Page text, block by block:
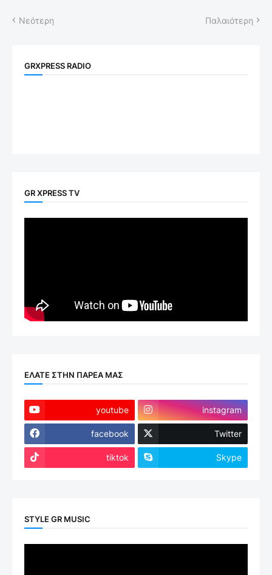
Νεότερη Παλαιότερη
GRXPRESS RADIO
GR XPRESS TV
ΕΛΑΤΕ ΣΤΗΝ ΠΑΡΕΑ ΜΑΣ
youtube instagram
facebook Twitter
tiktok Skype
STYLE GR MUSIC